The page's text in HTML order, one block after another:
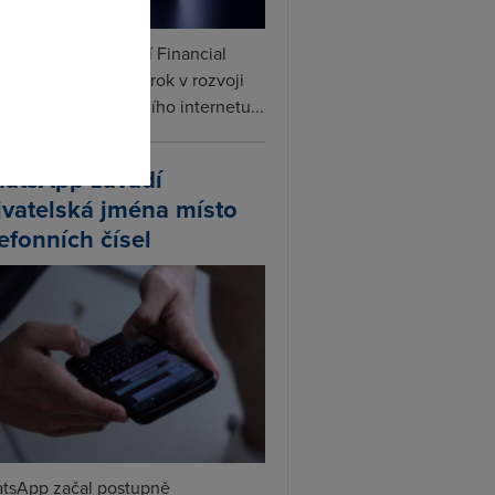
podle informací Financial
připravuje další krok v rozvoji
Vedle satelitního internetu...
zavádí
jména místo
čísel
začal postupně